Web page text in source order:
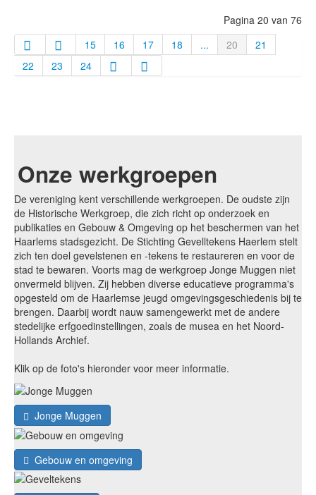
Pagina 20 van 76
15
16 17 18 ... 20
21
22
23 24
Onze werkgroepen
De vereniging kent verschillende werkgroepen. De oudste zijn
de Historische Werkgroep, die zich richt op onderzoek en
publikaties en Gebouw & Omgeving op het beschermen van het
Haarlems stadsgezicht. De Stichting Gevelltekens Haerlem stelt
zich ten doel gevelstenen en -tekens te restaureren en voor de
stad te bewaren. Voorts mag de werkgroep Jonge Muggen niet
onvermeld blijven. Zij hebben diverse educatieve programma's
opgesteld om de Haarlemse jeugd omgevingsgeschiedenis bij te
brengen. Daarbij wordt nauw samengewerkt met de andere
stedelijke erfgoedinstellingen, zoals de musea en het Noord-
Hollands Archief.
Klik op de foto's hieronder voor meer informatie.
Jonge Muggen
Gebouw en omgeving